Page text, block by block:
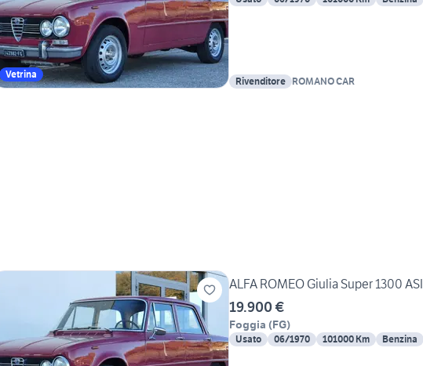
Vetrina
Rivenditore ROMANO CAR
ALFA ROMEO Giulia Super 1300 ASI
19.900 €
Foggia (FG)
Usato 06/1970 101000 Km Benzina